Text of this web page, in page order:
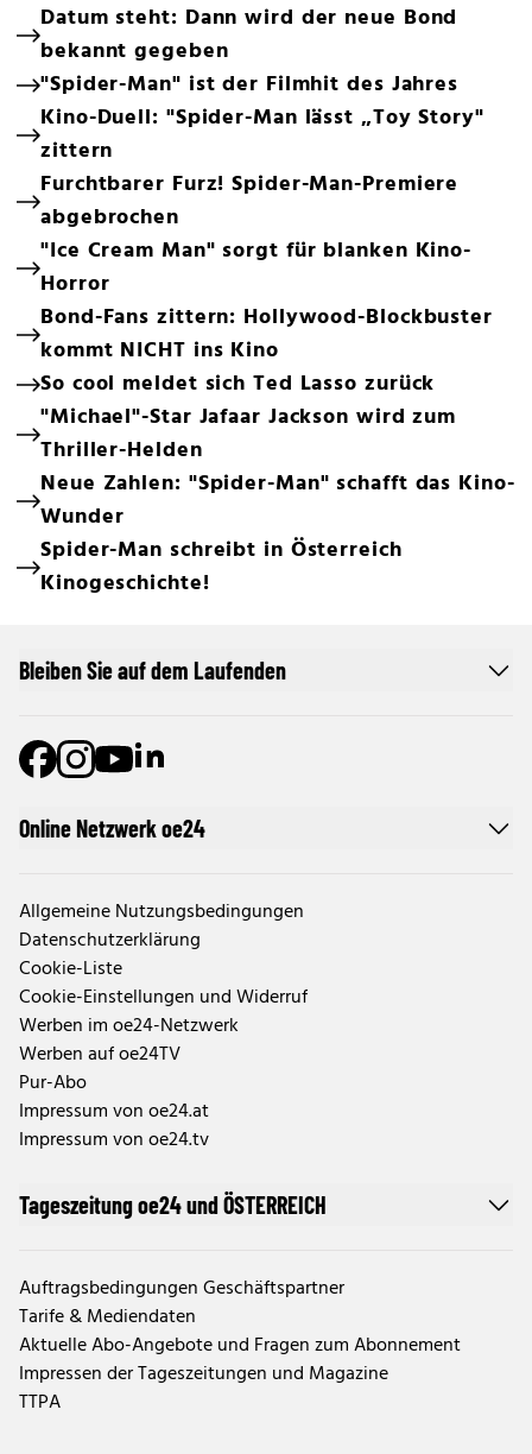
Datum steht: Dann wird der neue Bond
bekannt gegeben
"Spider-Man" ist der Filmhit des Jahres
Kino-Duell: "Spider-Man lässt „Toy Story"
zittern
Furchtbarer Furz! Spider-Man-Premiere
abgebrochen
"Ice Cream Man" sorgt für blanken Kino-
Horror
Bond-Fans zittern: Hollywood-Blockbuster
kommt NICHT ins Kino
So cool meldet sich Ted Lasso zurück
"Michael"-Star Jafaar Jackson wird zum
Thriller-Helden
Neue Zahlen: "Spider-Man" schafft das Kino-
Wunder
Spider-Man schreibt in Österreich
Kinogeschichte!
Online Netzwerk oe24
Allgemeine Nutzungsbedingungen
Datenschutzerklärung
Cookie-Liste
Cookie-Einstellungen und Widerruf
Werben im oe24-Netzwerk
Werben auf oe24TV
Pur-Abo
Impressum von oe24.at
Impressum von oe24.tv
Tageszeitung oe24 und ÖSTERREICH
Auftragsbedingungen Geschäftspartner
Tarife & Mediendaten
Aktuelle Abo-Angebote und Fragen zum Abonnement
Impressen der Tageszeitungen und Magazine
TTPA
Bleiben Sie auf dem Laufenden